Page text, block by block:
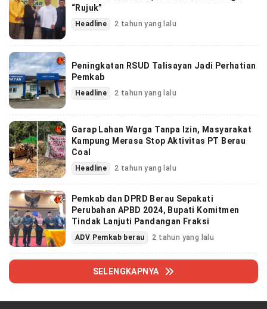
“Rujuk”
Headline 2 tahun yang lalu
Peningkatan RSUD Talisayan Jadi Perhatian
Pemkab
Headline 2 tahun yang lalu
Garap Lahan Warga Tanpa Izin, Masyarakat
Kampung Merasa Stop Aktivitas PT Berau
Coal
Headline 2 tahun yang lalu
Pemkab dan DPRD Berau Sepakati
Perubahan APBD 2024, Bupati Komitmen
Tindak Lanjuti Pandangan Fraksi
ADV Pemkab berau 2 tahun yang lalu
SELENGKAPNYA